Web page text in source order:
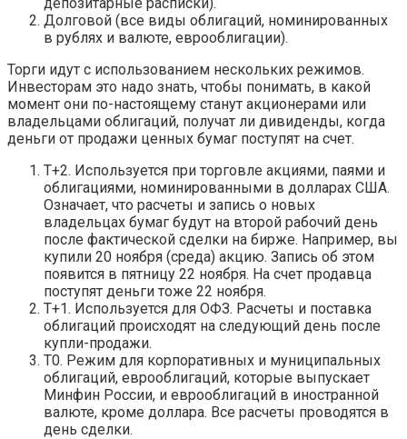
Долговой (все виды облигаций, номинированных
в рублях и валюте, еврооблигации).
Торги идут с использованием нескольких режимов.
Инвесторам это надо знать, чтобы понимать, в какой
момент они по-настоящему станут акционерами или
владельцами облигаций, получат ли дивиденды, когда
деньги от продажи ценных бумаг поступят на счет.
Т+2. Используется при торговле акциями, паями и
облигациями, номинированными в долларах США.
Означает, что расчеты и запись о новых
владельцах бумаг будут на второй рабочий день
после фактической сделки на бирже. Например, вы
купили 20 ноября (среда) акцию. Запись об этом
появится в пятницу 22 ноября. На счет продавца
поступят деньги тоже 22 ноября.
Т+1. Используется для ОФЗ. Расчеты и поставка
облигаций происходят на следующий день после
купли-продажи.
Т0. Режим для корпоративных и муниципальных
облигаций, еврооблигаций, которые выпускает
Минфин России, и еврооблигаций в иностранной
валюте, кроме доллара. Все расчеты проводятся в
день сделки.